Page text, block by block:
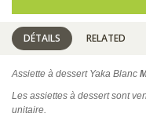
DÉTAILS RELATED
Assiette à dessert Yaka Blanc
Les assiettes à dessert sont
unitaire.